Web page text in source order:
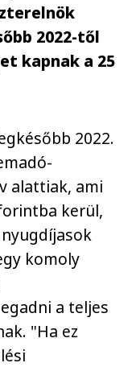
2022-től
kapnak a 25
2022.
alattiak, ami
kerül,
komoly
a teljes
"Ha ez